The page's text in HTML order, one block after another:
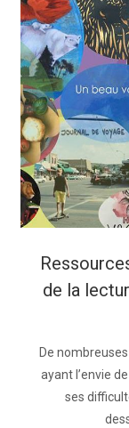
de la
De
ayant l’envie
ses